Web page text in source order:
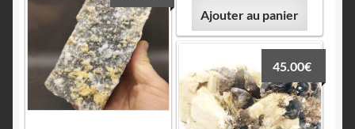
Ajouter au panier
45.00€